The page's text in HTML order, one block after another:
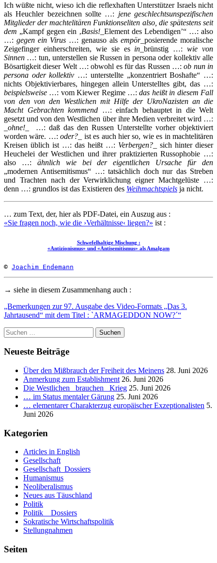
Ich wüßte nicht, wieso ich die reflexhaften Unterstützer Israels nicht
als Heuchler bezeichnen sollte …: jene geschlechtsunspezifischen
Mitglieder der machtelitären Funktionseliten also, die spätestens seit
dem „Kampf gegen ein ‚Basis! _Element des Lebendigen’“ …: also
…: gegen ein Virus …: genauso als empör_posierende moralische
Zeigefinger einherschreiten, wie sie es in _brünstig …:wie von
Sinnen …: tun, unterstellen sie Russen in persona oder kollektiv alle
Bösartigkeit dieser Welt …: obwohl es für das Russen …:ob nun in
persona oder kollektiv …: unterstellte „konzentriert Boshafte“ …:
nichts Objektivierbares, hingegen allein Unterstelltes gibt, das …:
beispielsweise …: vom Kiewer Regime …:das heißt in diesem Fall
von den von den Westlichen mit Hilfe der UkroNazisten an die
Macht Gebrachtenkommend …: einfach behauptet in die Welt
gesetzt und von den Westlichen über ihre Medien verbreitet wird …:
ohne! _ …: daß das den Russen Unterstellte vorher objektiviert
worden wäre. …:oder? _ ist es auch hier so, wie es in machtelitären
Kreisen üblich ist …: das heißt …: Verbergen? _ sich hinter dieser
Heuchelei der Westlichen und ihrer praktizierten Russophobie …:
also …: ähnlich wie bei der eigentlichen Ursache für den
„modernen Antisemitismus“ …: tatsächlich doch nur das Streben
und Trachten nach der Verwirklichung eigner Machtgelüste …:
denn …: grundlos ist das Existieren des Weihmachtspiels ja nicht.
… zum Text, der, hier als PDF-Datei, ein Auszug aus :
«Sie fragen noch, wie die ›Verhältnisse‹ liegen?» ist :
Schwefelhaltige Mischung :
«Antizionismus» und «Antisemitismus» als Amalgam
© Joachim Endemann
→ siehe in diesem Zusammenhang auch :
„Bemerkungen zur 97. Ausgabe des Video-Formats „Das 3.
Jahrtausend“ mit dem Titel : `ARMAGEDDON NOW?´“
Suchen
nach:
Neueste Beiträge
Über den Mißbrauch der Freiheit des Meinens 28. Juni 2026
Anmerkung zum Establishment 26. Juni 2026
Die Westlichen _brauchen_ Krieg 25. Juni 2026
… im Status mentaler Gärung 25. Juni 2026
… elementarer Charakterzug europäischer Exzeptionalisten 5.
Juni 2026
Kategorien
Articles in English
Gesellschaft
Gesellschaft_Dossiers
Humanismus
Neoliberalismus
Neues aus Täuschland
Politik
Politik _ Dossiers
Sokratische Wirtschaftspolitik
Stellungnahmen
Seiten